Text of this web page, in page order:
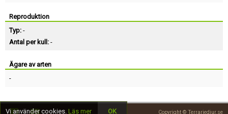
Reproduktion
Typ: -
Antal per kull: -
Ägare av arten
-
Copyright © Terrariedjur.se
Vi använder cookies. Läs mer OK